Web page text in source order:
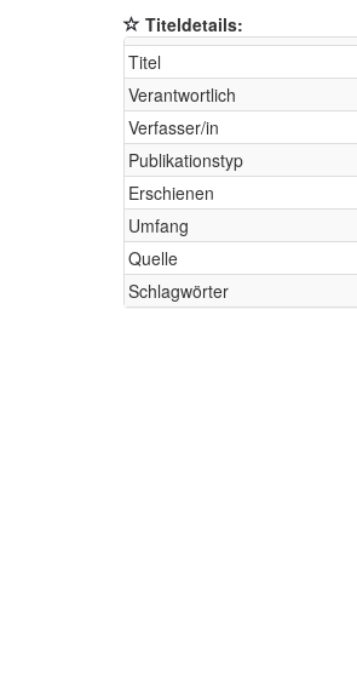
Titeldetails:
Titel
Verantwortlich
Verfasser/in
Publikationstyp
Erschienen
Umfang
Quelle
Schlagwörter